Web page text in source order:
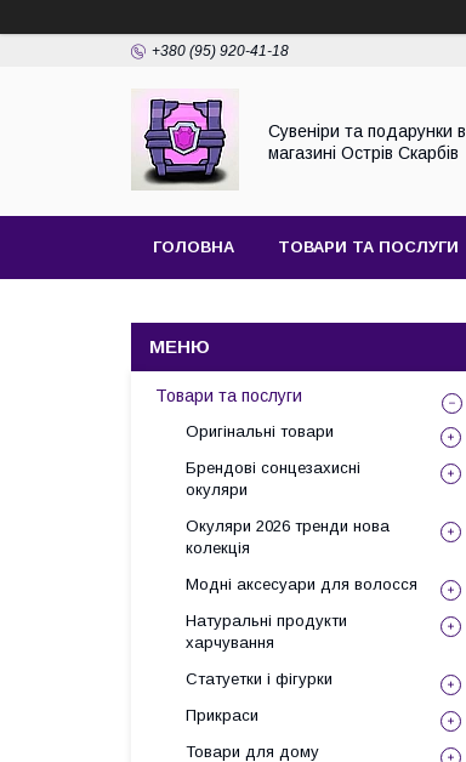
+380 (95) 920-41-18
Сувеніри та подарунки в
магазині Острів Скарбів
ГОЛОВНА ТОВАРИ ТА ПОСЛУГИ
Товари та послуги
Оригінальні товари
Брендові сонцезахисні
окуляри
Окуляри 2026 тренди нова
колекція
Модні аксесуари для волосся
Натуральні продукти
харчування
Статуетки і фігурки
Прикраси
Товари для дому